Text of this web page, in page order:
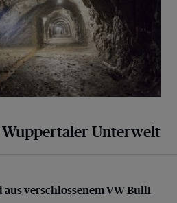
Unterwelt
verschlossenem VW Bulli
verschlossenem VW Bulli